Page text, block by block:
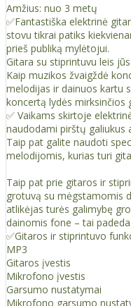
Amžius: nuo 3 metų
✅Fantastiška elektrinė
stovu tikrai patiks
prieš publiką mylėtojui.
Gitara su stiprintuvu leis
Kaip muzikos žvaigždė
melodijas ir dainuos kartu
koncertą lydės mirksinčios
✅ Vaikams skirtoje
naudodami pirštų galiukus
Taip pat galite naudoti
melodijomis, kurias turi
Taip pat prie gitaros ir
grotuvą su mėgstamomis
atlikėjas turės galimybę
dainomis fone – tai
✅Gitaros ir stiprintuvo
MP3
Gitaros įvestis
Mikrofono įvestis
Garsumo nustatymai
Mikrofono garsumo